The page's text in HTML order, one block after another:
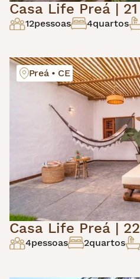
Casa Life Preá | 21
12pessoas 4quartos
Preá • CE
Casa Life Preá | 22
4pessoas 2quartos